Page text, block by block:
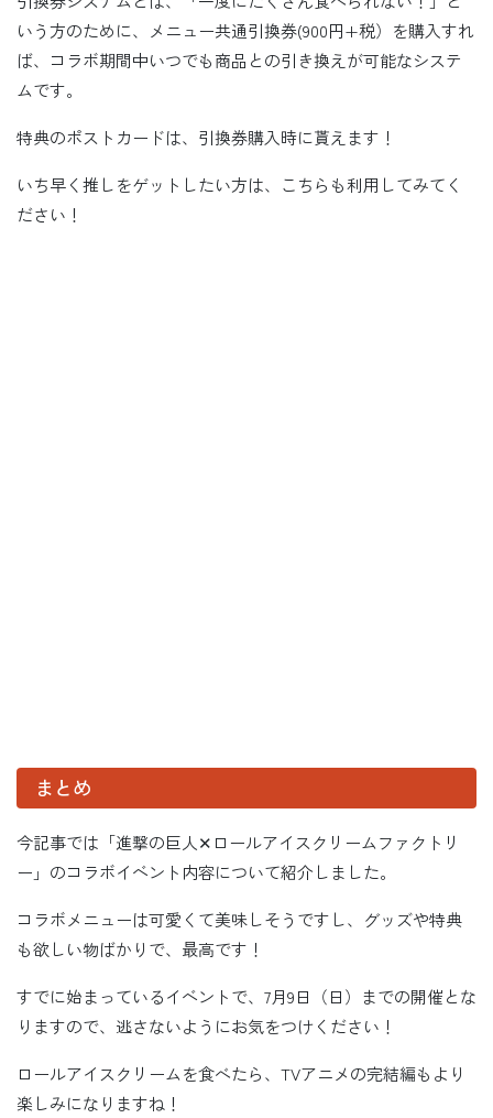
いう方のために、メニュー共通引換券(900円+税）を購入すれ
ば、コラボ期間中いつでも商品との引き換えが可能なシステ
ムです。
特典のポストカードは、引換券購入時に貰えます！
いち早く推しをゲットしたい方は、こちらも利用してみてく
ださい！
まとめ
今記事では「進撃の巨人✕ロールアイスクリームファクトリ
ー」のコラボイベント内容について紹介しました。
コラボメニューは可愛くて美味しそうですし、グッズや特典
も欲しい物ばかりで、最高です！
すでに始まっているイベントで、7月9日（日）までの開催とな
りますので、逃さないようにお気をつけください！
ロールアイスクリームを食べたら、TVアニメの完結編もより
楽しみになりますね！